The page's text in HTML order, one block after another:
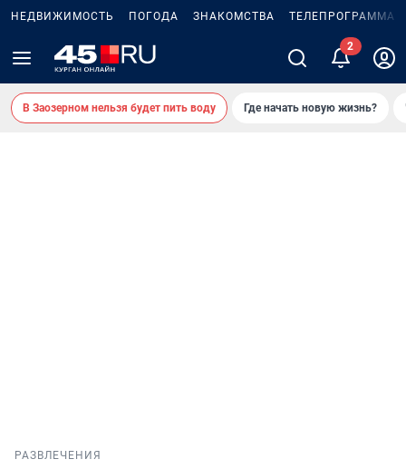
НЕДВИЖИМОСТЬ ПОГОДА ЗНАКОМСТВА ТЕЛЕПРОГРАММА
В Заозерном нельзя будет пить воду Где начать новую жизнь?
РАЗВЛЕЧЕНИЯ